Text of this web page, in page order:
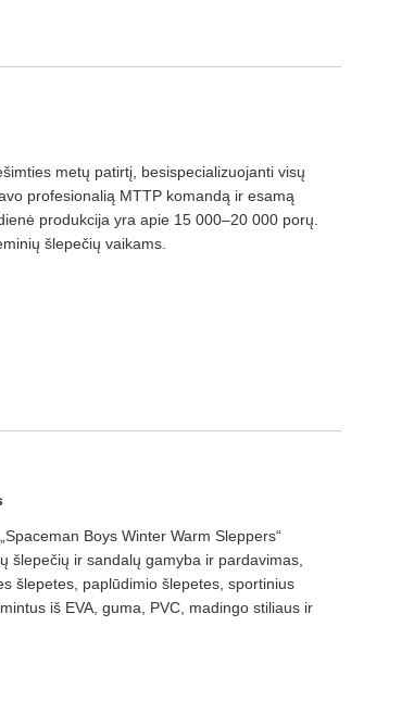
metų patirtį, besispecializuojanti visų
profesionalią MTTP komandą ir esamą
produkcija yra apie 15 000–20 000 porų.
šlepečių vaikams.
Boys Winter Warm Sleppers“
šlepečių ir sandalų gamyba ir pardavimas,
šlepetes, paplūdimio šlepetes, sportinius
iš EVA, guma, PVC, madingo stiliaus ir